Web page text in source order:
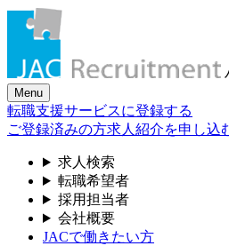
Menu
転職支援サービスに登録する
ご登録済みの方求人紹介を申し込
求人検索
転職希望者
採用担当者
会社概要
JACで働きたい方